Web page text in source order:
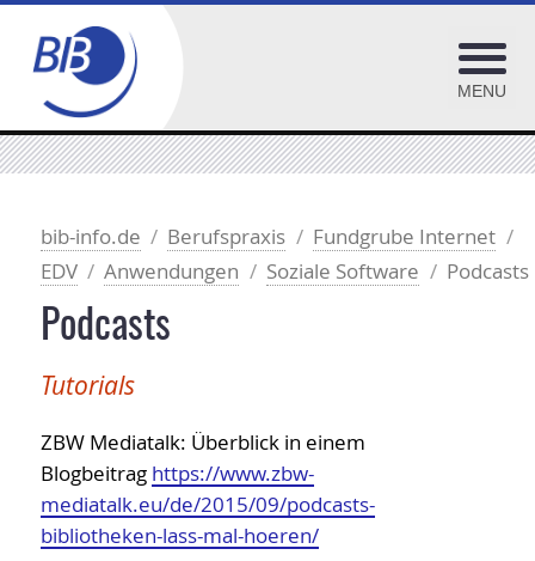
OPL-Adressenpool
BIB-OPUS Volltextserver
OPL-Checklisten
Bibliothekarische Arbeitsgemeinschaften
Bibliothekarische Fachzeitschriften
Bibliothekarische Verbände
EDV
bib-info.de Berufspraxis
Fundgrube Internet
EDV
Anwendungen Soziale Software Podcasts
Podcasts
Tutorials
ZBW Mediatalk: Überblick in einem
Blogbeitrag https://www.zbw-
mediatalk.eu/de/2015/09/podcasts-
bibliotheken-lass-mal-hoeren/
MENU